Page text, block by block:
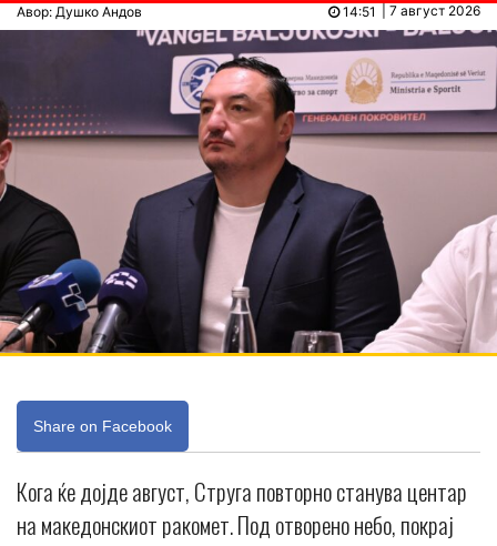
Авор: Душко Андов | 7 август 2026
14:51
Share on Facebook
Кога ќе дојде август, Струга повторно станува центар
на македонскиот ракомет. Под отворено небо, покрај